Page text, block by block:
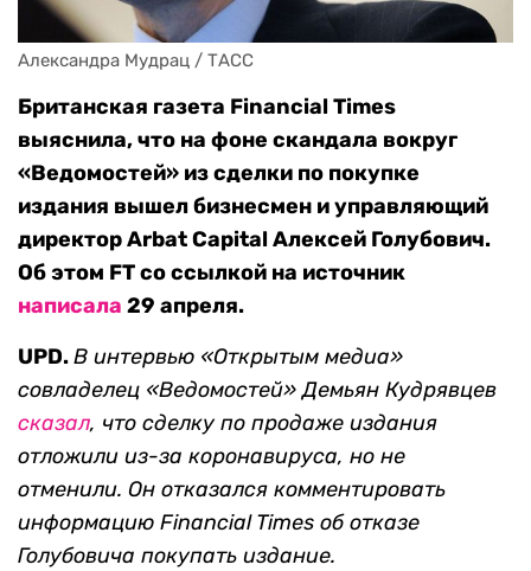
Александра Мудрац / ТАСС
Британская газета Financial Times
выяснила, что на фоне скандала вокруг
«Ведомостей» из сделки по покупке
издания вышел бизнесмен и управляющий
директор Arbat Capital Алексей Голубович.
Об этом FT со ссылкой на источник
написала 29 апреля.
UPD.В интервью «Открытым медиа»
совладелец «Ведомостей» Демьян Кудрявцев
сказал, что сделку по продаже издания
отложили из-за коронавируса, но не
отменили. Он отказался комментировать
информацию Financial Times об отказе
Голубовича покупать издание.